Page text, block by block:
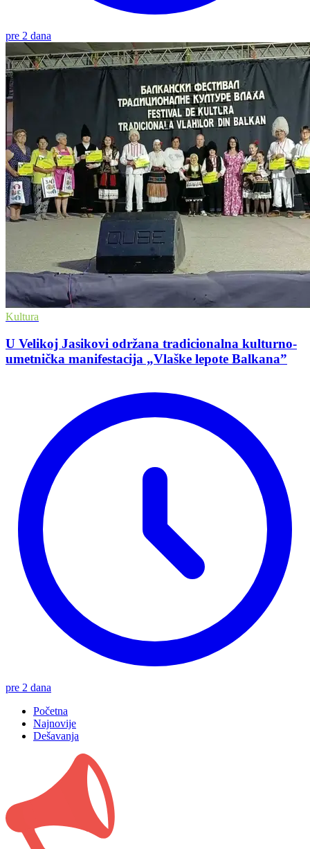
pre 2 dana
Kultura
U Velikoj Jasikovi održana tradicionalna kulturno-
umetnička manifestacija „Vlaške lepote Balkana”
pre 2 dana
Početna
Najnovije
Dešavanja